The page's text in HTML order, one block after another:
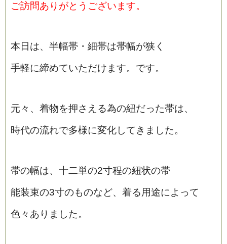
ご訪問ありがとうございます。
本日は、半幅帯・細帯は帯幅が狭く
手軽に締めていただけます。です。
元々、着物を押さえる為の紐だった帯は、
時代の流れで多様に変化してきました。
帯の幅は、十二単の2寸程の紐状の帯
能装束の3寸のものなど、着る用途によって
色々ありました。